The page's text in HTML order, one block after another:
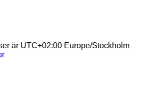
är UTC+02:00 Europe/Stockholm